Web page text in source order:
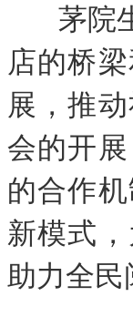
茅院
店的桥
展，推
会的开
的合作
新模式
助力全民